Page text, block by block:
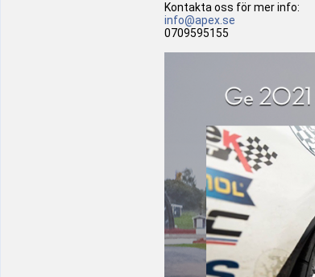
Kontakta oss för mer info:
info@apex.se
0709595155